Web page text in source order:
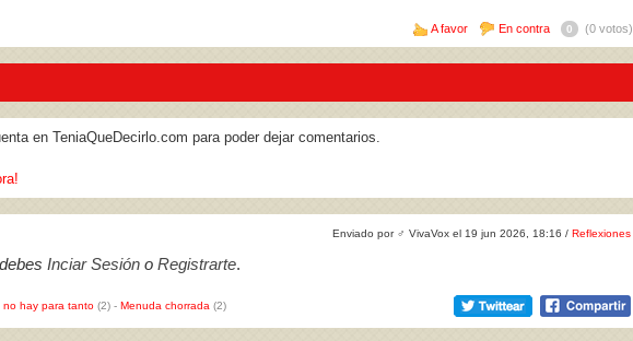
A favor En contra 0 (0 votos)
en TeniaQueDecirlo.com para poder dejar comentarios.
Enviado por ♂ VivaVox el 19 jun 2026, 18:16 / Reflexiones
Inciar Sesión o Registrarte.
no hay para tanto (2) - Menuda chorrada (2)